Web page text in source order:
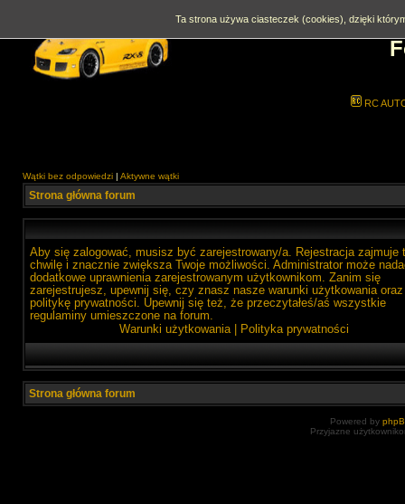
RC
Wątki bez odpowiedzi | Aktywne wątki
Strona główna forum
Aby się zalogować, musisz być zarejestrowany/a. Rejestracja zajmuje
chwilę i znacznie zwiększa Twoje możliwości. Administrator może
dodatkowe uprawnienia zarejestrowanym użytkownikom. Zanim się
zarejestrujesz, upewnij się, czy znasz nasze warunki użytkowania oraz
politykę prywatności. Upewnij się też, że przeczytałeś/aś wszystkie
regulaminy umieszczone na forum.
Warunki użytkowania| Polityka prywatności
Strona główna forum
Powered by
Przyjazne
Ta strona używa ciasteczek (cookies), dzięki